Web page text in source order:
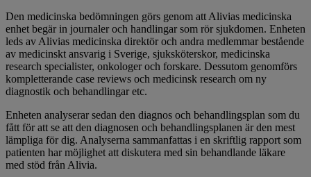
Den medicinska bedömningen görs genom att Alivias medicinska
enhet begär in journaler och handlingar som rör sjukdomen. Enheten
leds av Alivias medicinska direktör och andra medlemmar bestående
av medicinskt ansvarig i Sverige, sjuksköterskor, medicinska
research specialister, onkologer och forskare. Dessutom genomförs
kompletterande case reviews och medicinsk research om ny
diagnostik och behandlingar etc.
Enheten analyserar sedan den diagnos och behandlingsplan som du
fått för att se att den diagnosen och behandlingsplanen är den mest
lämpliga för dig. Analyserna sammanfattas i en skriftlig rapport som
patienten har möjlighet att diskutera med sin behandlande läkare
med stöd från Alivia.